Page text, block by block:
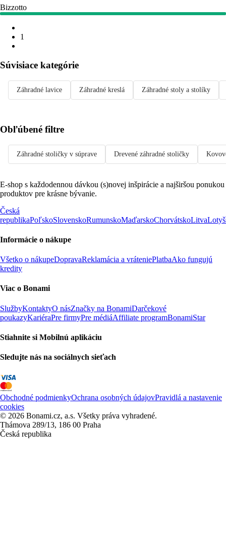
Bizzotto
1
Súvisiace kategórie
Záhradné lavice Záhradné kreslá Záhradné stoly a stolíky
Obľúbené filtre
Záhradné stoličky v súprave Drevené záhradné stoličky
E-shop s každodennou dávkou (s)novej inšpirácie a najširšou ponukou
produktov pre krásne bývanie.
Česká
republikaPoľskoSlovenskoRumunskoMaďarskoChorvátskoLitva
Informácie o nákupe
Všetko o nákupeDopravaReklamácia a vráteniePlatbaAko fungujú
kredity
Viac o Bonami
SlužbyKontaktyO násZnačky na BonamiDarčekové
poukazyKariéraPre firmyPre médiáAffiliate programBonamiStar
Stiahnite si Mobilnú aplikáciu
Sledujte nás na sociálnych sieťach
Obchodné podmienkyOchrana osobných údajovPravidlá a nastavenie
cookies
© 2026 Bonami.cz, a.s. Všetky práva vyhradené.
Thámova 289/13, 186 00 Praha
Česká republika